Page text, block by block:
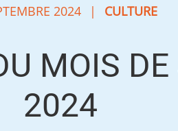
2024 | CULTURE
MOIS
2024